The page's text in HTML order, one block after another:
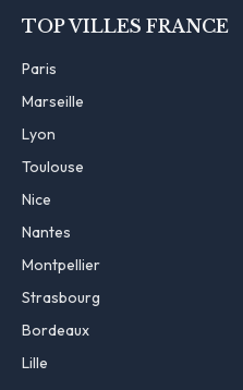
TOP VILLES FRANCE
Paris
Marseille
Lyon
Toulouse
Nice
Nantes
Montpellier
Strasbourg
Bordeaux
Lille